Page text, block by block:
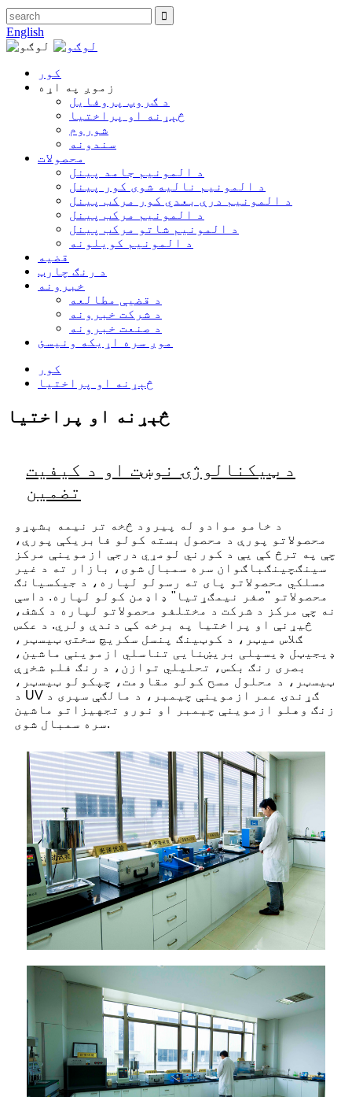
English
کور
زموږ په اړه
د ګروپ پروفایل
څېړنه او پراختیا
شوروم
سندونه
محصولات
د المونیم جامد پینل
د المونیم نالیه شوی کور پینل
د المونیم درې بعدي کور مرکب پینل
د المونیم مرکب پینل
د المونیم شاتو مرکب پینل
د المونیم کویلونه
قضیه
د رنګ چارټ
خبرونه
د قضیې مطالعه
د شرکت خبرونه
د صنعت خبرونه
موږ سره اړیکه ونیسئ
کور
څېړنه او پراختیا
څېړنه او پراختیا
د ټیکنالوژۍ نوښت او د کیفیت
تضمین
د خامو موادو له پیرود څخه تر نیمه بشپړو
محصولاتو پورې د محصول بسته کولو فابریکې پورې،
چې په ترڅ کې یې د کورني لومړي درجې ازموینې مرکز
سینګچینګباګوان سره سمبال شوی، بازار ته د غیر
مسلکي محصولاتو پای ته رسولو لپاره، د جیکسیانګ
محصولاتو "صفر نیمګړتیا" ډاډمن کولو لپاره. داسې
نه چې مرکز د شرکت د مختلفو محصولاتو لپاره د کشف،
څیړنې او پراختیا په برخه کې دندې ولري. د عکس
ګلاس میټر، د کوټینګ پنسل سکریچ سختۍ ټیسټر،
ډیجیټل ډیسپلی بریښنایی تناسلي ازموینې ماشین،
بصری رنګ بکس، تحلیلي توازن، د رنګ فلم شخړې
ټیسټر، د محلول مسح کولو مقاومت، چپکولو ټیسټر،
د UV ګړندۍ عمر ازموینې چیمبر، د مالګې سپری د
زنګ وهلو ازموینې چیمبر او نورو تجهیزاتو ماشین
سره سمبال شوی.